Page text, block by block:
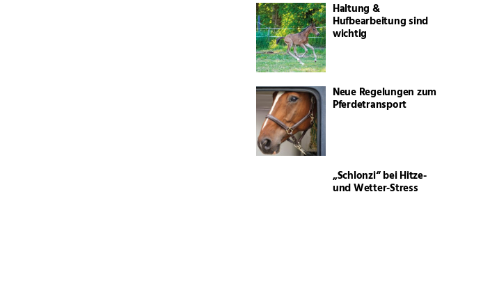
Haltung &
Hufbearbeitung sind
wichtig
Neue Regelungen zum
Pferdetransport
„Schlonzi“ bei Hitze-
und Wetter-Stress